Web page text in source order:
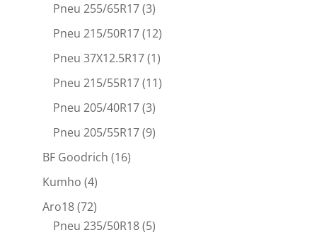
Pneu 255/65R17(3)
Pneu 215/50R17(12)
Pneu 37X12.5R17(1)
Pneu 215/55R17(11)
Pneu 205/40R17(3)
Pneu 205/55R17(9)
BF Goodrich (16)
Kumho (4)
Aro18(72)
Pneu 235/50R18(5)